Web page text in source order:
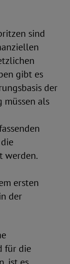
sind
gibt es
der
müssen als
werden.
ersten
der
für die